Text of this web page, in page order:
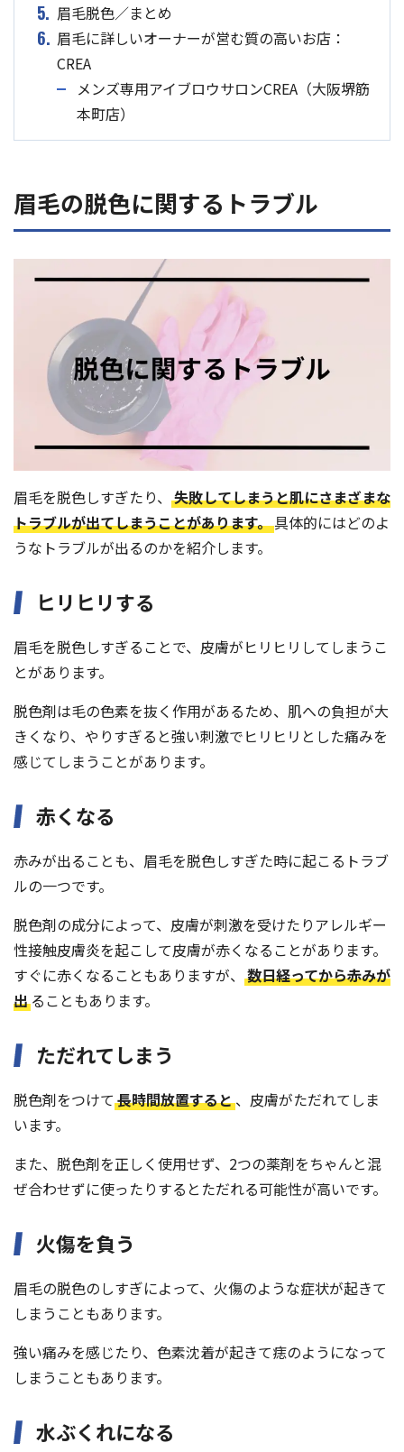
5. 眉毛脱色／まとめ
6. 眉毛に詳しいオーナーが営む質の高いお店：
CREA
メンズ専用アイブロウサロンCREA（大阪堺筋
本町店）
眉毛の脱色に関するトラブル
眉毛を脱色しすぎたり、 失敗してしまうと肌にさまざまな
トラブルが出てしまうことがあります。具体的にはどのよ
うなトラブルが出るのかを紹介します。
ヒリヒリする
眉毛を脱色しすぎることで、皮膚がヒリヒリしてしまうこ
とがあります。
脱色剤は毛の色素を抜く作用があるため、肌への負担が大
きくなり、やりすぎると強い刺激でヒリヒリとした痛みを
感じてしまうことがあります。
赤くなる
赤みが出ることも、眉毛を脱色しすぎた時に起こるトラブ
ルの一つです。
脱色剤の成分によって、皮膚が刺激を受けたりアレルギー
性接触皮膚炎を起こして皮膚が赤くなることがあります。
すぐに赤くなることもありますが、 数日経ってから赤みが
出 ることもあります。
ただれてしまう
脱色剤をつけて 長時間放置すると、皮膚がただれてしま
います。
また、脱色剤を正しく使用せず、2つの薬剤をちゃんと混
ぜ合わせずに使ったりするとただれる可能性が高いです。
火傷を負う
眉毛の脱色のしすぎによって、火傷のような症状が起きて
しまうこともあります。
強い痛みを感じたり、色素沈着が起きて痣のようになって
しまうこともあります。
水ぶくれになる